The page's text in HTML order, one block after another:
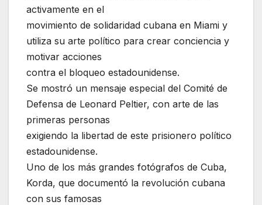
activamente en el
movimiento de solidaridad cubana en Miami y
utiliza su arte político para crear conciencia y
motivar acciones
contra el bloqueo estadounidense.
Se mostró un mensaje especial del Comité de
Defensa de Leonard Peltier, con arte de las
primeras personas
exigiendo la libertad de este prisionero político
estadounidense.
Uno de los más grandes fotógrafos de Cuba,
Korda, que documentó la revolución cubana
con sus famosas